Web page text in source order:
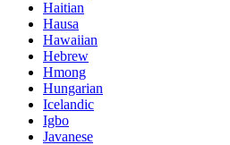
Haitian
Hausa
Hawaiian
Hebrew
Hmong
Hungarian
Icelandic
Igbo
Javanese